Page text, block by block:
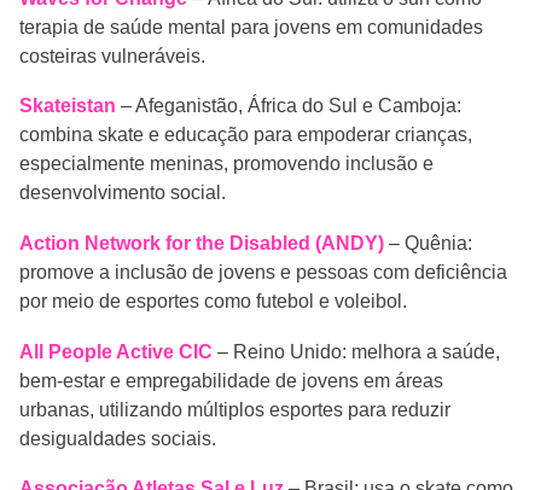
terapia de saúde mental para jovens em comunidades
costeiras vulneráveis.
Skateistan – Afeganistão, África do Sul e Camboja:
combina skate e educação para empoderar crianças,
especialmente meninas, promovendo inclusão e
desenvolvimento social.
Action Network for the Disabled (ANDY) – Quênia:
promove a inclusão de jovens e pessoas com deficiência
por meio de esportes como futebol e voleibol.
All People Active CIC – Reino Unido: melhora a saúde,
bem-estar e empregabilidade de jovens em áreas
urbanas, utilizando múltiplos esportes para reduzir
desigualdades sociais.